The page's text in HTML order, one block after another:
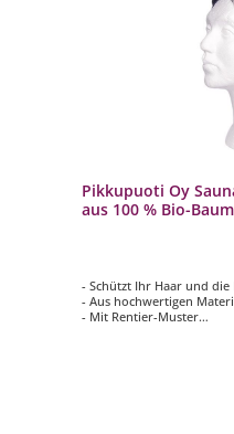
Pikkupuoti Oy
aus 100 % Bio-
- Schützt Ihr Haar und
- Aus hochwertigen
- Mit Rentier-Muster